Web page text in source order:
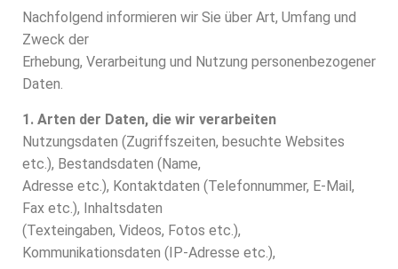
Nachfolgend informieren wir Sie über Art, Umfang und
Zweck der
Erhebung, Verarbeitung und Nutzung personenbezogener
Daten.
1. Arten der Daten, die wir verarbeiten
Nutzungsdaten (Zugriffszeiten, besuchte Websites
etc.), Bestandsdaten (Name,
Adresse etc.), Kontaktdaten (Telefonnummer, E-Mail,
Fax etc.), Inhaltsdaten
(Texteingaben, Videos, Fotos etc.),
Kommunikationsdaten (IP-Adresse etc.),